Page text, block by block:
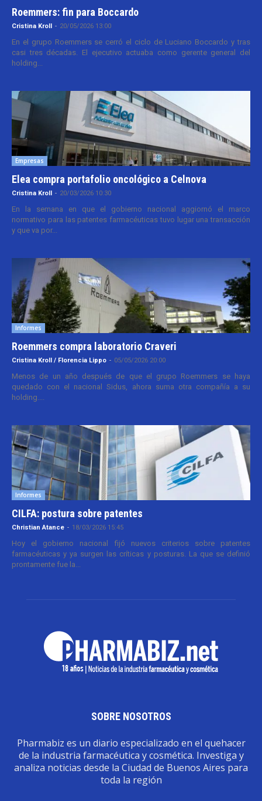
Roemmers: fin para Boccardo
Cristina Kroll - 20/05/2026 13:00
En el grupo Roemmers se cerró el ciclo de Luciano Boccardo y tras
casi tres décadas. El ejecutivo actuaba como gerente general del
holding...
Empresas
Elea compra portafolio oncológico a Celnova
Cristina Kroll - 20/03/2026 10:30
En la semana en que el gobierno nacional aggiornó el marco
normativo para las patentes farmacéuticas tuvo lugar una transacción
y que va por...
Informes
Roemmers compra laboratorio Craveri
Cristina Kroll / Florencia Lippo - 05/05/2026 20:00
Menos de un año después de que el grupo Roemmers se haya
quedado con el nacional Sidus, ahora suma otra compañía a su
holding....
Informes
CILFA: postura sobre patentes
Christian Atance - 18/03/2026 15:45
Hoy el gobierno nacional fijó nuevos criterios sobre patentes
farmacéuticas y ya surgen las críticas y posturas. La que se definió
prontamente fue la...
SOBRE NOSOTROS
Pharmabiz es un diario especializado en el quehacer
de la industria farmacéutica y cosmética. Investiga y
analiza noticias desde la Ciudad de Buenos Aires para
toda la región